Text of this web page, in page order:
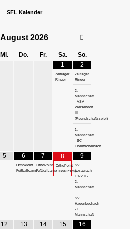
SFL Kalender
August 2026
Mi. Do. Fr. Sa.
So.
1
Zeltlager
Ringer
2
Zeltlager
Ringer
2.
Mannschaft
- ASV
Weisendorf
(Freundschaftsspiel)
1.
Mannschaft
- SC
Obermichelbach
5 6
OrthoPoint
Fußballcamp
7
OrthoPoint
Fußballcamp
8
OrthoPoint
Fußballcamp
9
SV
Losaurach
1972 II -
2.
Mannschaft
SV
Hagenbüchach
- 1.
Mannschaft
12 13 14 15 16